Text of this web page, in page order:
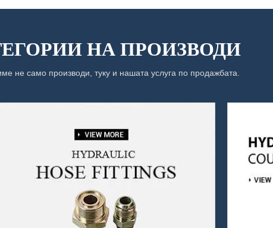
НА ПРОИЗВОДИ
не само производи, туку и нашата услуга по продажбата.